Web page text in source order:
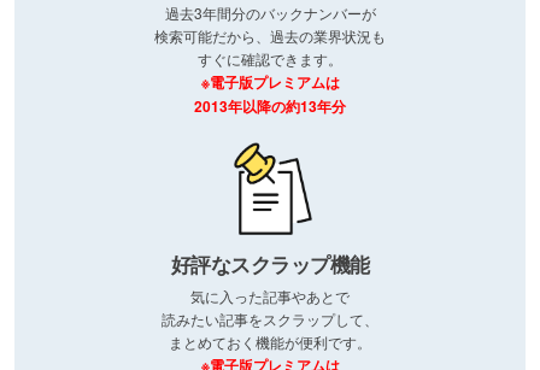
過去3年間分のバックナンバーが
検索可能だから、過去の業界状況も
すぐに確認できます。
※電子版プレミアムは
2013年以降の約13年分
好評なスクラップ機能
気に入った記事やあとで
読みたい記事をスクラップして、
まとめておく機能が便利です。
※電子版プレミアムは